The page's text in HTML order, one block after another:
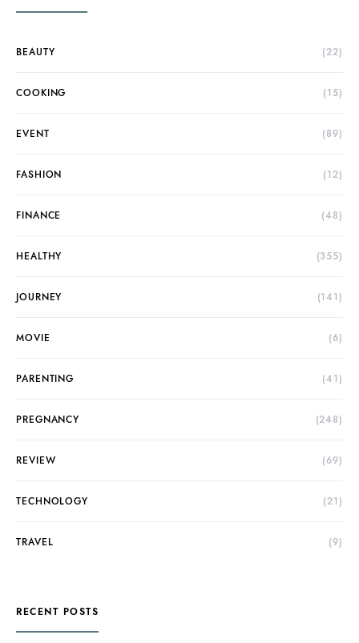
BEAUTY (22)
COOKING (15)
EVENT (89)
FASHION (12)
FINANCE (48)
HEALTHY (355)
JOURNEY (141)
MOVIE (6)
PARENTING (41)
PREGNANCY (248)
REVIEW (69)
TECHNOLOGY (21)
TRAVEL (9)
RECENT POSTS